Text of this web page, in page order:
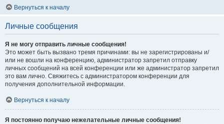
Вернуться к началу
Личные сообщения
Я не могу отправить личные сообщения!
Это может быть вызвано тремя причинами: вы не зарегистрированы и/
или не вошли на конференцию, администратор запретил отправку
личных сообщений на всей конференции или же администратор запретил
это вам лично. Свяжитесь с администратором конференции для
получения дополнительной информации.
Вернуться к началу
Я постоянно получаю нежелательные личные сообщения!